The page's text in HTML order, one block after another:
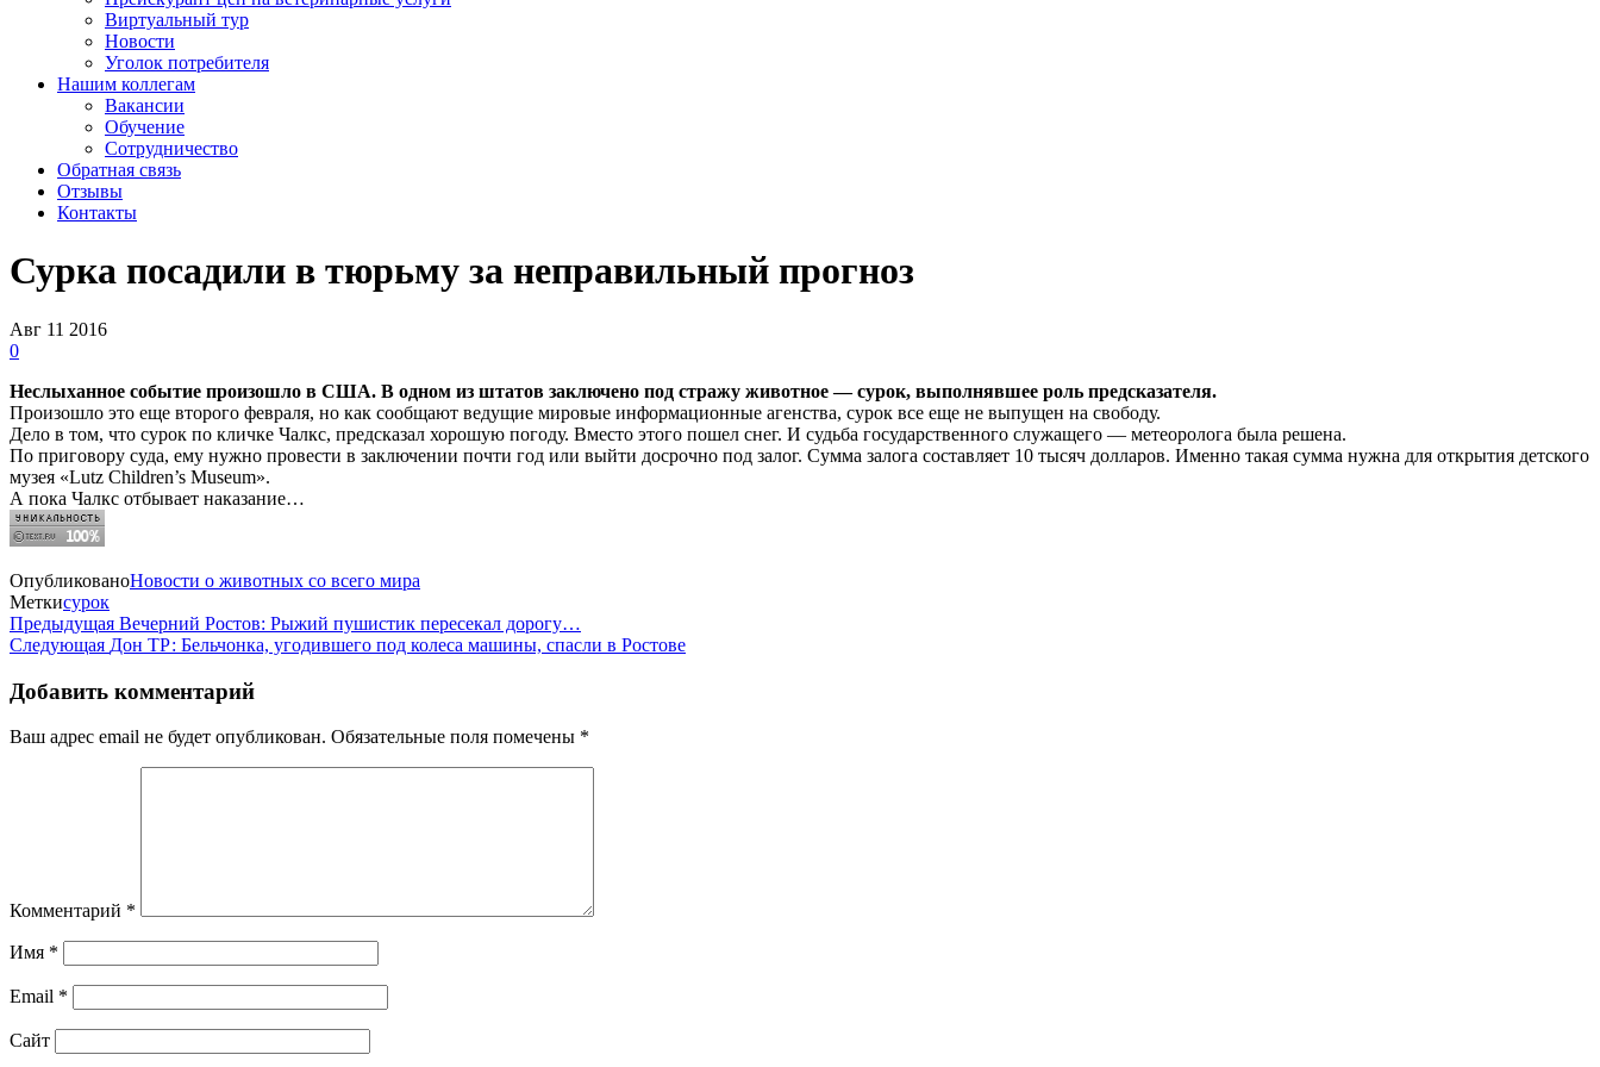
Виртуальный тур
Новости
Уголок потребителя
Нашим коллегам
Вакансии
Обучение
Сотрудничество
Обратная связь
Отзывы
Контакты
Сурка посадили в тюрьму за неправильный прогноз
Авг 11 2016
0
Неслыханное событие произошло в США. В одном из штатов заключено под стражу животное—сурок, выполнявшее роль предсказателя.
Произошло это еще второго февраля, но как сообщают ведущие мировые информационные агенства, сурок все еще не выпущен на свободу.
Дело в том, что сурок по кличке Чалкс, предсказал хорошую погоду. Вместо этого пошел снег. И судьба государственного служащего — метеоролога была решена.
По приговору суда, ему нужно провести в заключении почти год или выйти досрочно под залог. Сумма залога составляет 10 тысяч долларов. Именно такая сумма нужна для открытия детского
музея «Lutz Children’s Museum».
А пока Чалкс отбывает наказание…
ОпубликованоНовости о животных со всего мира
Меткисурок
Навигация
по
записям
Предыдущая
запись
Предыдущая Вечерний Ростов: Рыжий пушистик пересекал дорогу…
Следующая
Следующая Дон ТР: Бельчонка, угодившего под колеса машины, спасли в Ростове
Добавить комментарий
Ваш адрес email не будет опубликован. Обязательные поля помечены *
Комментарий *
Имя *
Email *
Сайт